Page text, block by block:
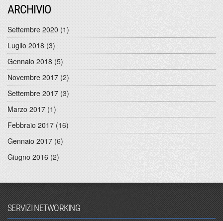
ARCHIVIO
Settembre 2020 (1)
Luglio 2018 (3)
Gennaio 2018 (5)
Novembre 2017 (2)
Settembre 2017 (3)
Marzo 2017 (1)
Febbraio 2017 (16)
Gennaio 2017 (6)
Giugno 2016 (2)
SERVIZI NETWORKING